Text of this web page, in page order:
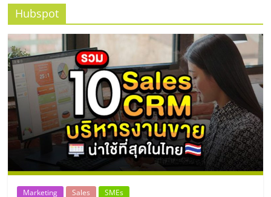
SME
แห่ง
ประเทศไทย,
ThaiSMEsCenter,
รวม
Hubspot
Marketing Sales SMEs